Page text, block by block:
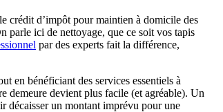
crédit d’impôt pour maintien à domicile des
parle ici de nettoyage, que ce soit vos tapis
par des experts fait la différence,
en bénéficiant des services essentiels à
demeure devient plus facile (et agréable). Un
décaisser un montant imprévu pour une